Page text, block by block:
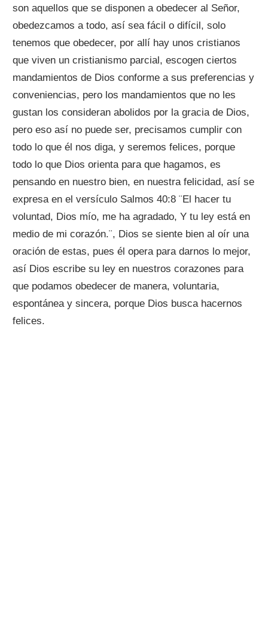
son aquellos que se disponen a obedecer al Señor,
obedezcamos a todo, así sea fácil o difícil, solo
tenemos que obedecer, por allí hay unos cristianos
que viven un cristianismo parcial, escogen ciertos
mandamientos de Dios conforme a sus preferencias y
conveniencias, pero los mandamientos que no les
gustan los consideran abolidos por la gracia de Dios,
pero eso así no puede ser, precisamos cumplir con
todo lo que él nos diga, y seremos felices, porque
todo lo que Dios orienta para que hagamos, es
pensando en nuestro bien, en nuestra felicidad, así se
expresa en el versículo Salmos 40:8 ¨El hacer tu
voluntad, Dios mío, me ha agradado, Y tu ley está en
medio de mi corazón.¨, Dios se siente bien al oír una
oración de estas, pues él opera para darnos lo mejor,
así Dios escribe su ley en nuestros corazones para
que podamos obedecer de manera, voluntaria,
espontánea y sincera, porque Dios busca hacernos
felices.